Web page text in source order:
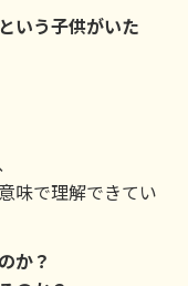
いう子供がいた
味で理解できてい
か？